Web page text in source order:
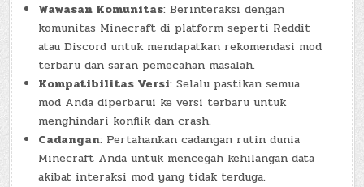
Wawasan Komunitas: Berinteraksi dengan
komunitas Minecraft di platform seperti Reddit
atau Discord untuk mendapatkan rekomendasi mod
terbaru dan saran pemecahan masalah.
Kompatibilitas Versi: Selalu pastikan semua
mod Anda diperbarui ke versi terbaru untuk
menghindari konflik dan crash.
Cadangan: Pertahankan cadangan rutin dunia
Minecraft Anda untuk mencegah kehilangan data
akibat interaksi mod yang tidak terduga.